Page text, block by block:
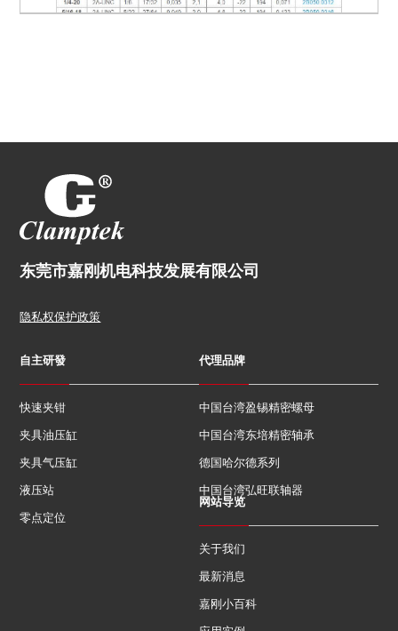
东莞市嘉刚机电科技发展有限公司
隐私权保护政策
自主研發
快速夹钳
夹具油压缸
夹具气压缸
液压站
零点定位
代理品牌
中国台湾盈锡精密螺母
中国台湾东培精密轴承
德国哈尔德系列
中国台湾弘旺联轴器
网站导览
关于我们
最新消息
嘉刚小百科